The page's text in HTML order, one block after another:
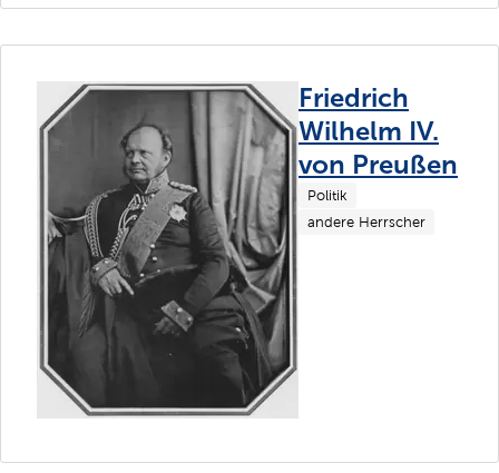
Friedrich
Wilhelm IV.
von Preußen
Politik
andere Herrscher